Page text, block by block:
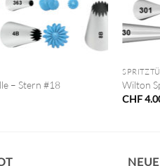
– Stern #18
Wilton
CHF